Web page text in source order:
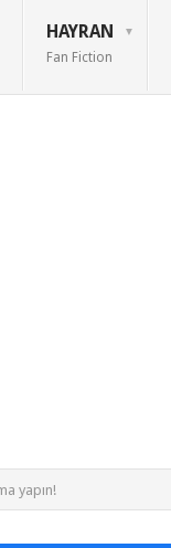
HAYRAN
Fan Fiction